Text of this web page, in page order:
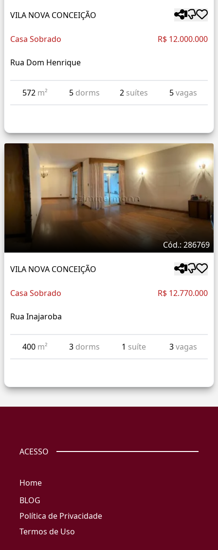
VILA NOVA CONCEIÇÃO
Casa Sobrado R$ 12.000.000
Rua Dom Henrique
572 m² 5 dorms 2 suítes 5vagas
Cód.: 286769
VILA NOVA CONCEIÇÃO
Casa Sobrado R$ 12.770.000
Rua Inajaroba
400 m² 3 dorms 1 suíte 3vagas
ACESSO
Home
BLOG
Política de Privacidade
Termos de Uso